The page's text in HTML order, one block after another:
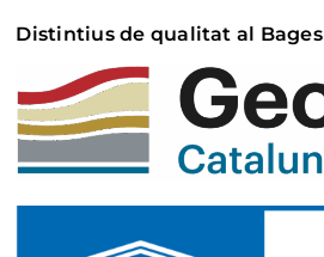
Distintius de qualitat al Bages